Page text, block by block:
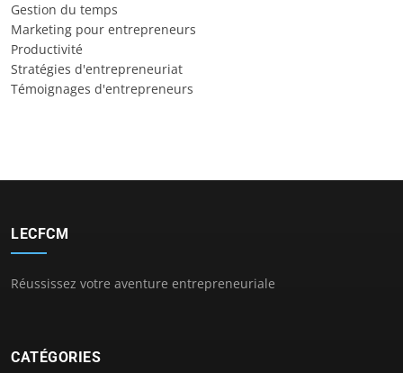
Gestion du temps
Marketing pour entrepreneurs
Productivité
Stratégies d'entrepreneuriat
Témoignages d'entrepreneurs
LECFCM
Réussissez votre aventure entrepreneuriale
CATÉGORIES